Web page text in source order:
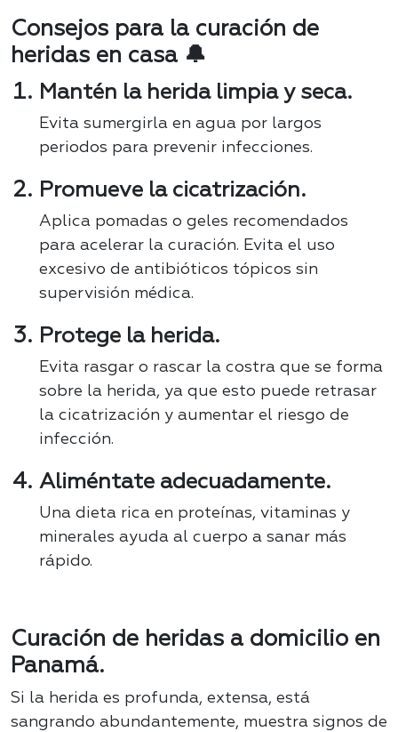
Consejos para la curación de
heridas en casa 🔔
Mantén la herida limpia y seca.
Evita sumergirla en agua por largos
periodos para prevenir infecciones.
Promueve la cicatrización.
Aplica pomadas o geles recomendados
para acelerar la curación. Evita el uso
excesivo de antibióticos tópicos sin
supervisión médica.
Protege la herida.
Evita rasgar o rascar la costra que se forma
sobre la herida, ya que esto puede retrasar
la cicatrización y aumentar el riesgo de
infección.
Aliméntate adecuadamente.
Una dieta rica en proteínas, vitaminas y
minerales ayuda al cuerpo a sanar más
rápido.
Curación de heridas a domicilio en
Panamá.
Si la herida es profunda, extensa, está
sangrando abundantemente, muestra signos de